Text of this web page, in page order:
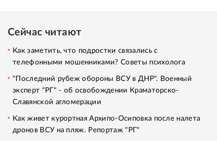
Сейчас читают
Как заметить, что подростки связались с
телефонными мошенниками? Советы психолога
"Последний рубеж обороны ВСУ в ДНР". Военный
эксперт "РГ" - об освобождении Краматорско-
Славянской агломерации
Как живет курортная Архипо-Осиповка после налета
дронов ВСУ на пляж. Репортаж "РГ"